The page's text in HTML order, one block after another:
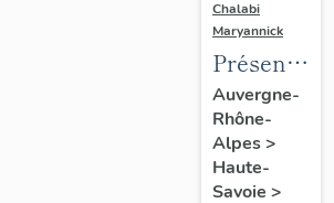
Chalabi
Maryannick
Présentation
de l'aire
d'étude
Megève
Auvergne-
Rhône-
Alpes>
Haute-
Savoie >